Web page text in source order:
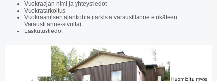
Vuokraajan nimi ja yhteystiedot
Vuokratarkoitus
Vuokraamisen ajankohta (tarkista varaustilanne etukäteen
Varaustilanne-sivulta)
Laskutustiedot